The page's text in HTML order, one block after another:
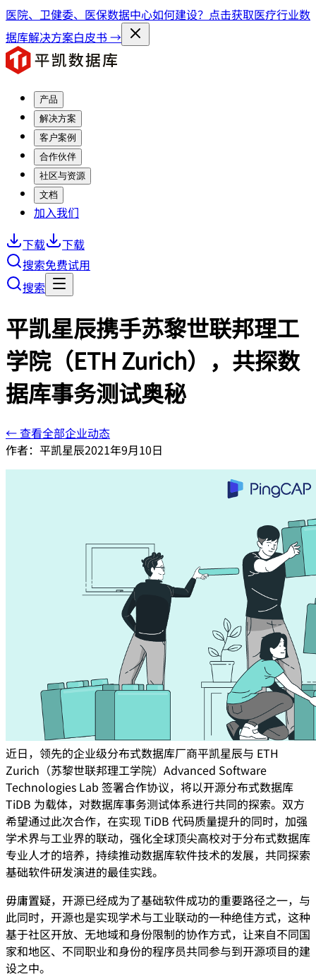
医院、卫健委、医保数据中心如何建设？点击获取医疗行业数
据库解决方案白皮书 →
产品
解决方案
客户案例
合作伙伴
社区与资源
文档
加入我们
下载
下载
搜索免费试用
搜索
平凯星辰携手苏黎世联邦理工
学院（ETH Zurich），共探数
据库事务测试奥秘
← 查看全部企业动态
作者： 平凯星辰2021年9月10日
近日，领先的企业级分布式数据库厂商平凯星辰与 ETH
Zurich（苏黎世联邦理工学院）Advanced Software
Technologies Lab 签署合作协议，将以开源分布式数据库
TiDB 为载体，对数据库事务测试体系进行共同的探索。双方
希望通过此次合作，在实现 TiDB 代码质量提升的同时，加强
学术界与工业界的联动，强化全球顶尖高校对于分布式数据库
专业人才的培养，持续推动数据库软件技术的发展，共同探索
基础软件研发演进的最佳实践。
毋庸置疑，开源已经成为了基础软件成功的重要路径之一，与
此同时，开源也是实现学术与工业联动的一种绝佳方式，这种
基于社区开放、无地域和身份限制的协作方式，让来自不同国
家和地区、不同职业和身份的程序员共同参与到开源项目的建
设之中。